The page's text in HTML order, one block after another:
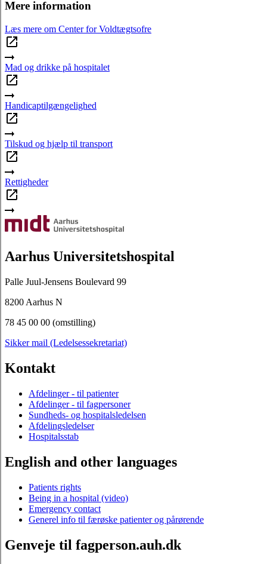
Mere information
Læs mere om Center for Voldtægtsofre
Mad og drikke på hospitalet
Handicaptilgængelighed
Tilskud og hjælp til transport
Rettigheder
Aarhus Universitetshospital
Palle Juul-Jensens Boulevard 99
8200 Aarhus N
78 45 00 00 (omstilling)
Sikker mail (Ledelsessekretariat)
Kontakt
Afdelinger - til patienter
Afdelinger - til fagpersoner
Sundheds- og hospitalsledelsen
Afdelingsledelser
Hospitalsstab
English and other languages
Patients rights
Being in a hospital (video)
Emergency contact
Generel info til færøske patienter og pårørende
Genveje til fagperson.auh.dk